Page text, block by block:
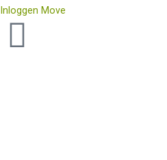
Inloggen Move